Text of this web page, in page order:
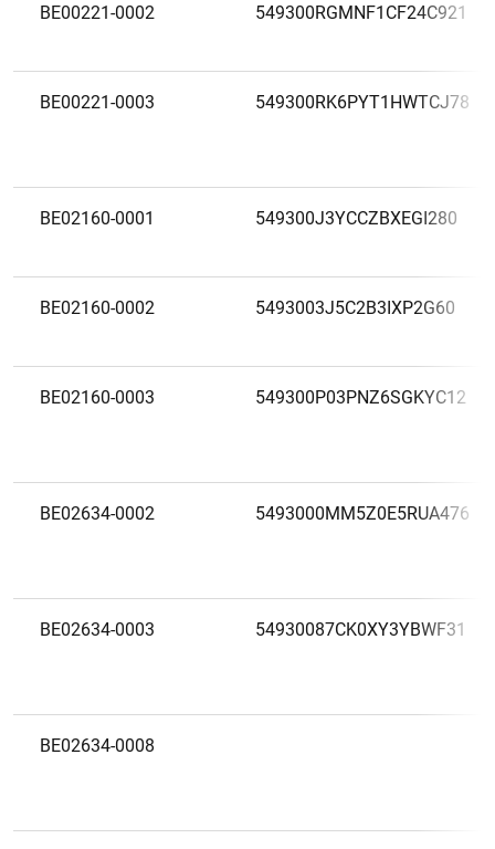
BE00221-0002 549300RGMNF1CF24C921
BE00221-0003 549300RK6PYT1HWTCJ78
BE02160-0001 549300J3YCCZBXEGI280
BE02160-0002 5493003J5C2B3IXP2G60
BE02160-0003 549300P03PNZ6SGKYC12
BE02634-0002 5493000MM5Z0E5RUA476
BE02634-0003 54930087CK0XY3YBWF31
BE02634-0008
1 2